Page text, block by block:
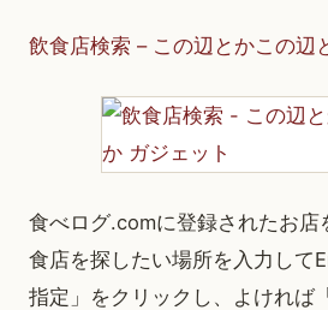
飲食店検索 – この辺とかこの辺
食べログ.comに登録されたお店
食店を探したい場所を入力して
指定」をクリックし、よければ